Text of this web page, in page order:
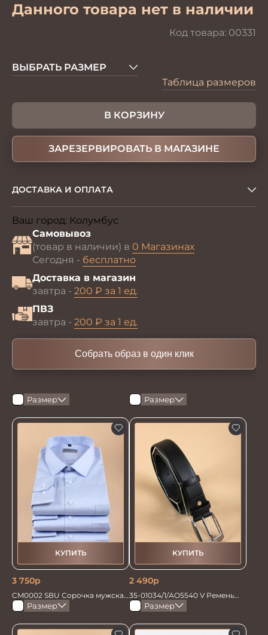
Данного товара нет в наличии
Код товара: 00331
ВЫБРАТЬ РАЗМЕР
Таблица размеров
В КОРЗИНУ
ЗАРЕЗЕРВИРОВАТЬ В МАГАЗИНЕ
ДОСТАВКА И ОПЛАТА
Ваш город: Колумбус
Самовывоз
(товар в наличии) в 0 Магазинах
Сегодня - бесплатно
Доставка в магазин
завтра - 200 ₽ за 1 ед.
ПВЗ
завтра - 200 ₽ за 1 ед.
Собрать образ в один клик
Размер
КУПИТЬ
3 750р
CM0002 SBU Сорочка мужская
голубая
Размер
КУПИТЬ
2 490р
35-01034/1/АО5540 V Ремень
мужской 120см. черн перфор
Размер Размер